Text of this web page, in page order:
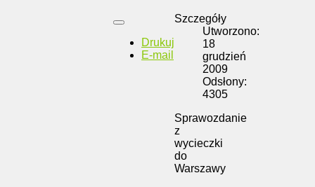
Drukuj
E-mail
Szczegóły
Utworzono:
18
grudzień
2009
Odsłony:
4305
Sprawozdanie
z
wycieczki
do
Warszawy